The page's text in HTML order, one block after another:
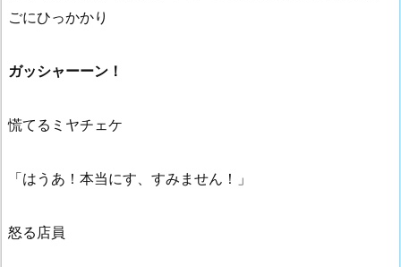
ごにひっかかり
ガッシャーーン！
慌てるミヤチェケ
「はうあ！本当にす、すみません！」
怒る店員